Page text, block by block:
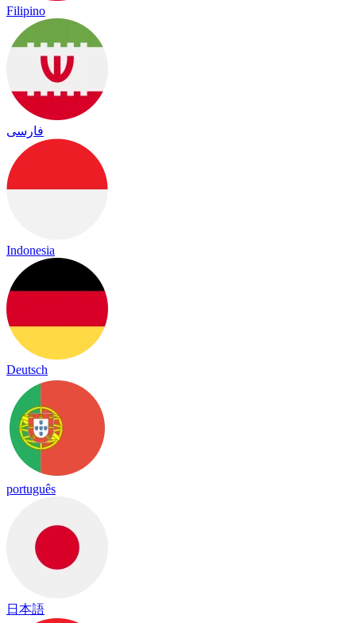
Filipino
فارسی
Indonesia
Deutsch
português
日本語